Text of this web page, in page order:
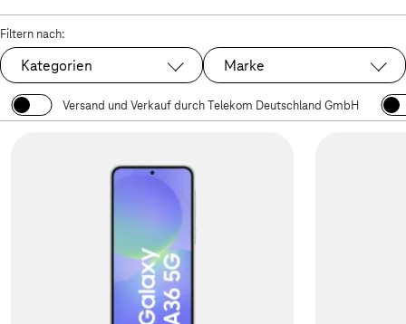
Filtern nach:
Kategorien Marke
Versand und Verkauf durch Telekom Deutschland GmbH